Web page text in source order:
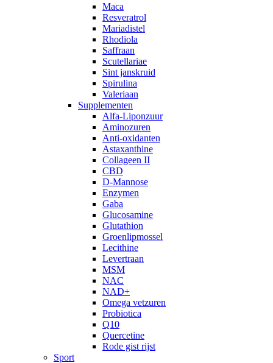
Maca
Resveratrol
Mariadistel
Rhodiola
Saffraan
Scutellariae
Sint janskruid
Spirulina
Valeriaan
Supplementen
Alfa-Liponzuur
Aminozuren
Anti-oxidanten
Astaxanthine
Collageen II
CBD
D-Mannose
Enzymen
Gaba
Glucosamine
Glutathion
Groenlipmossel
Lecithine
Levertraan
MSM
NAC
NAD+
Omega vetzuren
Probiotica
Q10
Quercetine
Rode gist rijst
Sport